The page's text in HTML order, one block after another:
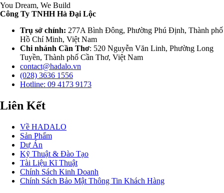
You Dream, We Build
Công Ty TNHH Hà Đại Lộc
Trụ sở chính: 277A Bình Đông, Phường Phú Định, Thành phố
Hồ Chí Minh, Việt Nam
Chi nhánh Cần Thơ: 520 Nguyễn Văn Linh, Phường Long
Tuyền, Thành phố Cần Thơ, Việt Nam
contact@hadalo.vn
(028) 3636 1556
Hotline: 09 4173 9173
Liên Kết
Về HADALO
Sản Phẩm
Dự Án
Kỹ Thuật & Đào Tạo
Tài Liệu Kĩ Thuật
Chính Sách Kinh Doanh
Chính Sách Bảo Mật Thông Tin Khách Hàng